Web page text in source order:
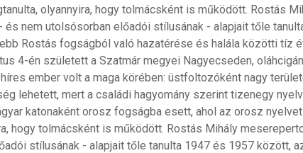
olyannyira, hogy tolmácsként is működött. Rostás
és nem utolsósorban előadói stílusának - alapjait tőle
Rostás fogságból való hazatérése és halála közötti tíz
4-én született a Szatmár megyei Nagyecseden,
ember volt a maga körében: üstfoltozóként nagy
lehetett, mert a családi hagyomány szerint tizenegy
katonaként orosz fogságba esett, ahol az orosz
hogy tolmácsként is működött. Rostás Mihály
stílusának - alapjait tőle tanulta 1947 és 1957 között,